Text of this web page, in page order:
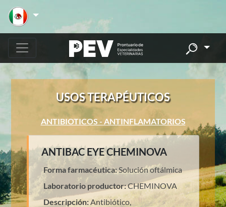
USOS TERAPÉUTICOS
ANTIBIOTICOS - ANTINFLAMATORIOS
ANTIBAC EYE CHEMINOVA
Forma farmacéutica:Solución oftálmica
Laboratorio productor:CHEMINOVA
Descripción:Antibiótico,